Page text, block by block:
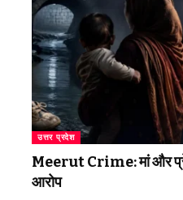
उत्तर प्रदेश
Meerut Crime: मां और
आरोप